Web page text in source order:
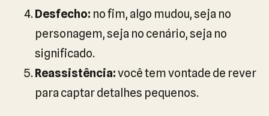
Desfecho: no fim, algo mudou, seja no
personagem, seja no cenário, seja no
significado.
Reassistência:você tem vontade de rever
para captar detalhes pequenos.